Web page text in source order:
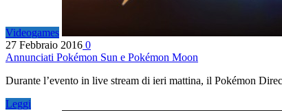
Videogames
27 Febbraio 2016 0
Annunciati Pokémon Sun e Pokémon Moon
Durante l’evento in live stream di ieri mattina, il Pokémon
Leggi